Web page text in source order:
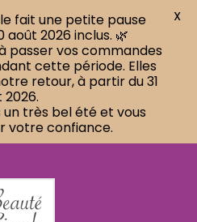
fait une petite pause
août 2026 inclus. 🌿
passer vos commandes
cette période. Elles
retour, à partir du 31
2026.
un très bel été et vous
votre confiance.
X